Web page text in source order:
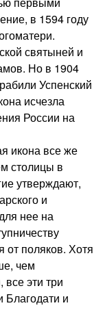
в 1594 году
святыней и
Но в 1904
Успенский
исчезла
России на
икона все же
столицы в
утверждают,
и
нее на
от поляков. Хотя
чем
эти три
Благодати и